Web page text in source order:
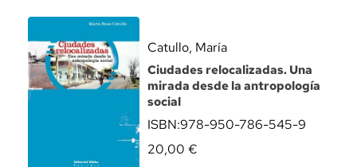
Catullo, María
Ciudades relocalizadas. Una
mirada desde la antropología
social
ISBN:978-950-786-545-9
20,00 €